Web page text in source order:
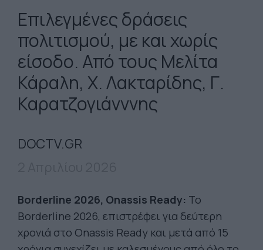
Επιλεγμένες δράσεις
πολιτισμού, με και χωρίς
είσοδο. Από τους Μελίτα
Κάραλη, Χ. Λακταρίδης, Γ.
Καρατζογιάνννης
DOCTV.GR
Borderline 2026, Onassis Ready: Το
Borderline 2026, επιστρέφει για δεύτερη
χρονιά στο Onassis Ready και μετά από 15